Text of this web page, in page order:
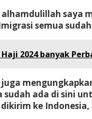
alhamdulillah
semua
Haji 2024 banyak
sudah ada di sini
ke